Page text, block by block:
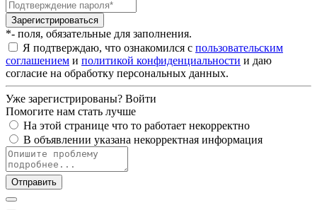
Зарегистрироваться
*- поля, обязательные для заполнения.
Я подтверждаю, что ознакомился с пользовательским
соглашением и политикой конфиденциальности и даю
согласие на обработку персональных данных.
Уже зарегистрированы? Войти
Помогите нам стать лучше
На этой странице что то работает некорректно
В объявлении указана некорректная информация
Отправить